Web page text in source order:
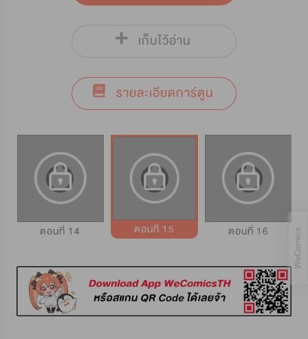
เก็บไว้อ่าน
รายละเอียดการ์ตูน
ตอนที่ 14 ตอนที่ 15 ตอนที่ 16